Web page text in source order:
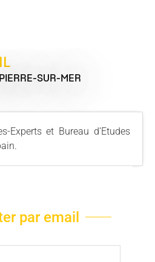
SUR-MER
Experts et Bureau d’Etudes
par email